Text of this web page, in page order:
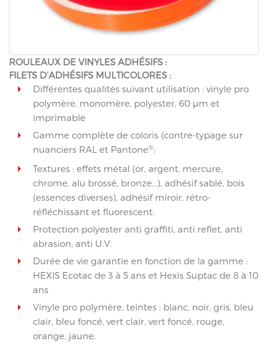
ROULEAUX DE VINYLES ADHÉSIFS :
FILETS D’ADHÉSIFS MULTICOLORES :
Différentes qualités suivant utilisation : vinyle pro
polymère, monomère, polyester, 60 µm et
imprimable
Gamme complète de coloris (contre-typage sur
nuanciers RAL et Pantone®
)
Textures : effets métal (or, argent, mercure,
chrome, alu brossé, bronze...), adhésif sablé, bois
(essences diverses), adhésif miroir, rétro-
réfléchissant et fluorescent.
Protection polyester anti graffiti, anti reflet, anti
abrasion, anti U.V.
Durée de vie garantie en fonction de la gamme :
HEXIS Ecotac de 3 à 5 ans et Hexis Suptac de 8 à 10
ans
Vinyle pro polymère, teintes : blanc, noir, gris, bleu
clair, bleu foncé, vert clair, vert foncé, rouge,
orange, jaune.